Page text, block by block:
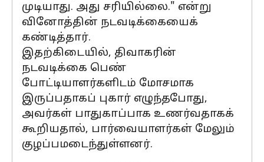
முடியாது. அது சரியில்லை." என்று
வினோத்தின் நடவடிக்கையைக்
கண்டித்தார்.
இதற்கிடையில், திவாகரின்
நடவடிக்கை பெண்
போட்டியாளர்களிடம் மோசமாக
இருப்பதாகப் புகார் எழுந்தபோது,
அவர்கள் பாதுகாப்பாக உணர்வதாகக்
கூறியதால், பார்வையாளர்கள் மேலும்
குழப்பமடைந்துள்ளனர்.